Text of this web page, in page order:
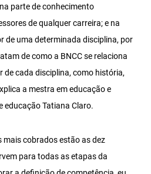
parte de conhecimento
de qualquer carreira; e na
de uma determinada disciplina, por
de como a BNCC se relaciona
de cada disciplina, como história,
a mestra em educação e
educação Tatiana Claro.
mais cobrados estão as dez
para todas as etapas da